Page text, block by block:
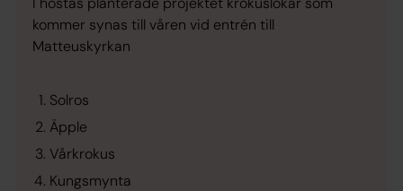
kommer synas till våren vid entrén till
Matteuskyrkan
Solros
Äpple
Vårkrokus
Kungsmynta